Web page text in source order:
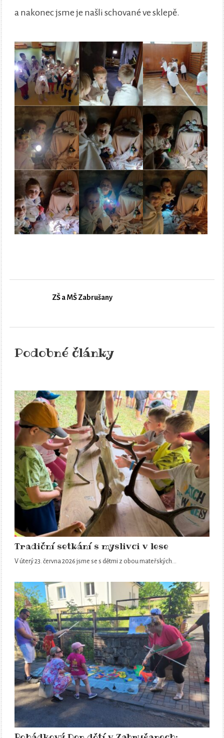
a nakonec jsme je našli schované ve sklepě.
ZŠ a MŠ Zabrušany
Podobné články
Tradiční setkání s myslivci v lese
V úterý 23. června 2026 jsme se s dětmi z obou mateřských…